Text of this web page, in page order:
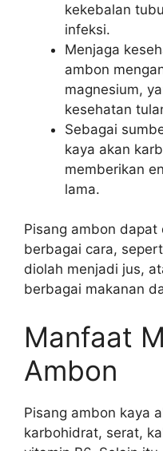
kekebalan
infeksi.
Menjaga
ambon
magnesium,
kesehatan
Sebagai
kaya akan
memberikan
lama.
Pisang ambon
berbagai cara,
diolah menjadi jus,
berbagai makanan
Manfaat
Ambon
Pisang ambon kaya
karbohidrat, serat,